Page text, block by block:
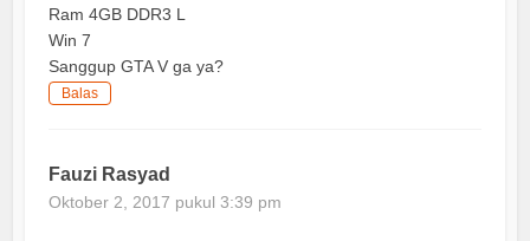
Ram 4GB DDR3 L
Win 7
Sanggup GTA V ga ya?
Balas
Fauzi Rasyad
Oktober 2, 2017 pukul 3:39 pm